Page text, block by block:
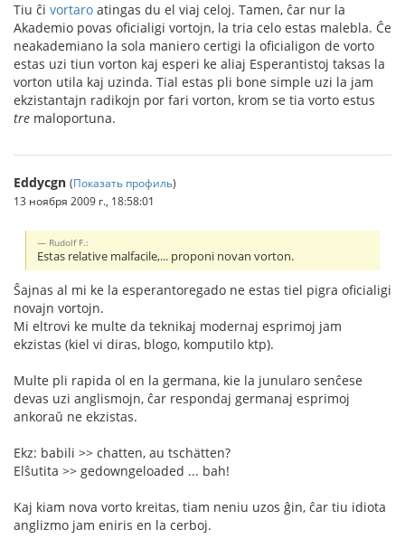
Tiu ĉi vortaro atingas du el viaj celoj. Tamen, ĉar nur la
Akademio povas oficialigi vortojn, la tria celo estas malebla. Ĉe
neakademiano la sola maniero certigi la oficialigon de vorto
estas uzi tiun vorton kaj esperi ke aliaj Esperantistoj taksas la
vorton utila kaj uzinda. Tial estas pli bone simple uzi la jam
ekzistantajn radikojn por fari vorton, krom se tia vorto estus
tre maloportuna.
Eddycgn (Показать профиль)
13 ноября 2009 г., 18:58:01
Rudolf F.:
Estas relative malfacile,... proponi novan vorton.
Ŝajnas al mi ke la esperantoregado ne estas tiel pigra oficialigi
novajn vortojn.
Mi eltrovi ke multe da teknikaj modernaj esprimoj jam
ekzistas (kiel vi diras, blogo, komputilo ktp).
Multe pli rapida ol en la germana, kie la junularo senĉese
devas uzi anglismojn, ĉar respondaj germanaj esprimoj
ankoraŭ ne ekzistas.
Ekz: babili >> chatten, au tschätten?
Elŝutita >> gedowngeloaded ... bah!
Kaj kiam nova vorto kreitas, tiam neniu uzos ĝin, ĉar tiu idiota
anglizmo jam eniris en la cerboj.